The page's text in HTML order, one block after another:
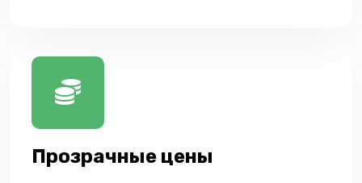
Прозрачные цены